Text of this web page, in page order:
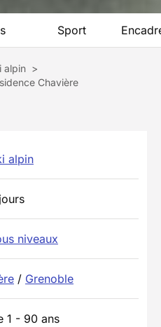
Sport
alpin >
Chavière
alpin
niveaux
/ Grenoble
1 - 90 ans